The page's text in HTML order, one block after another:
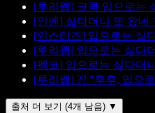
[루리웹] 크큭 입으로는
[인벤 ] 싫다더니 또 왔네
[인스티즈] 입으로는 싫
[루리웹] 입으로는 싫다
[펨코] 입으로는 싫다더
[루리웹] ?? "후후, 입으
출처 더 보기 (4개 남음) ▼